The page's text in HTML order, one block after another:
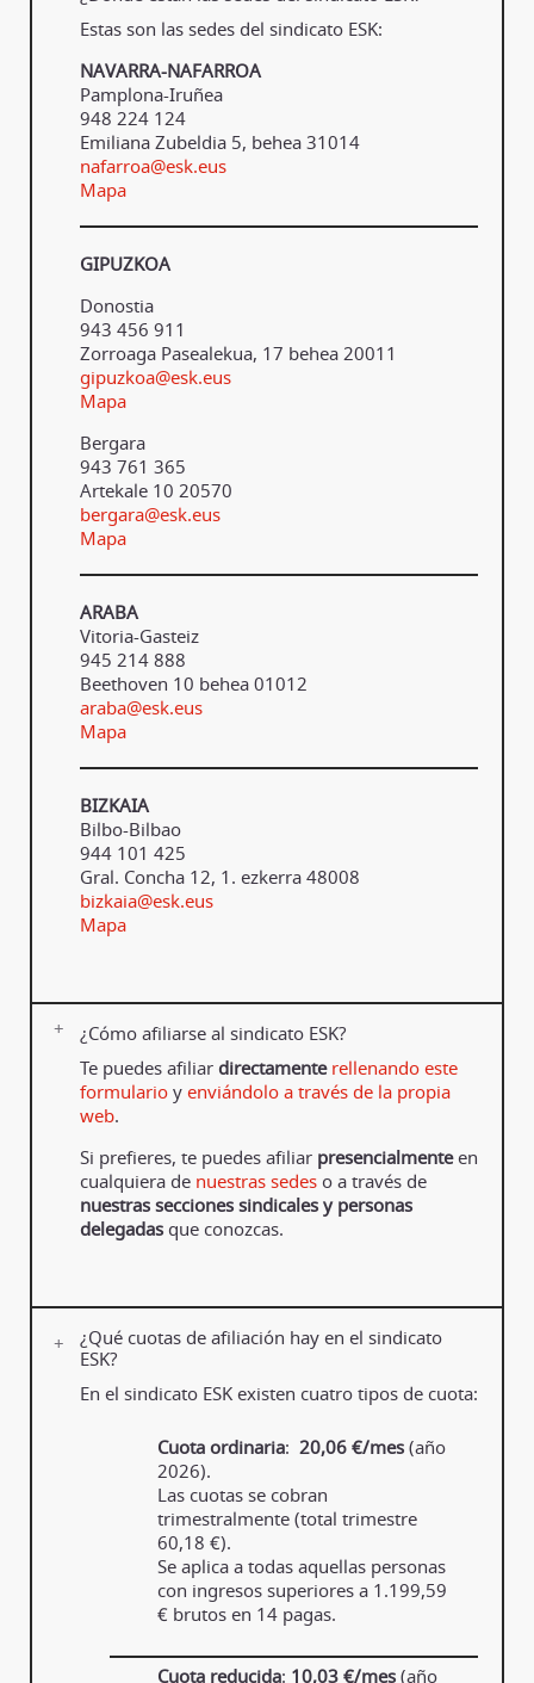
Estas son las sedes del sindicato ESK:
NAVARRA-NAFARROA
Pamplona-Iruñea
948 224 124
Emiliana Zubeldia 5, behea 31014
nafarroa@esk.eus
Mapa
GIPUZKOA
Donostia
943 456 911
Zorroaga Pasealekua, 17 behea 20011
gipuzkoa@esk.eus
Mapa
Bergara
943 761 365
Artekale 10 20570
bergara@esk.eus
Mapa
ARABA
Vitoria-Gasteiz
945 214 888
Beethoven 10 behea 01012
araba@esk.eus
Mapa
BIZKAIA
Bilbo-Bilbao
944 101 425
Gral. Concha 12, 1. ezkerra 48008
bizkaia@esk.eus
Mapa
¿Cómo afiliarse al sindicato ESK?
Te puedes afiliar directamente rellenando este
formulario y enviándolo a través de la propia
web.
Si prefieres, te puedes afiliar presencialmenteen
cualquiera de nuestras sedes o a través de
nuestras secciones sindicales y personas
delegadas que conozcas.
¿Qué cuotas de afiliación hay en el sindicato
ESK?
En el sindicato ESK existen cuatro tipos de cuota:
Cuota ordinaria: 20,06 €/mes (año
2026).
Las cuotas se cobran
trimestralmente (total trimestre
60,18 €).
Se aplica a todas aquellas personas
con ingresos superiores a 1.199,59
€ brutos en 14 pagas.
Cuota reducida: 10,03 €/mes (año